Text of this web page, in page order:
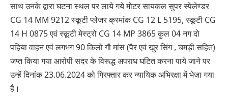
साथ उनके द्वारा घटना स्थल पर लाये गये मोटर सायकल सुपर स्पेलेण्डर
CG 14 MM 9212 स्कूटी प्लेजर क्रमांक CG 12 L 5195, स्कूटी CG
14 H 0875 एवं स्कूटी मेस्ट्रो CG 14 MP 3865 कुल 04 नग दो
पहिया वाहन एवं लगभग 90 किलो गौ मांस (पैर एवं खुर सिंग , चमड़ी सहित)
जप्त किया गया आरोपी सदर के विरूद्ध अपराध घटित करना पाये जाने पर
उन्हें दिनांक 23.06.2024 को गिरफ्तार कर न्यायिक अभिरक्षा में भेजा गया
है।